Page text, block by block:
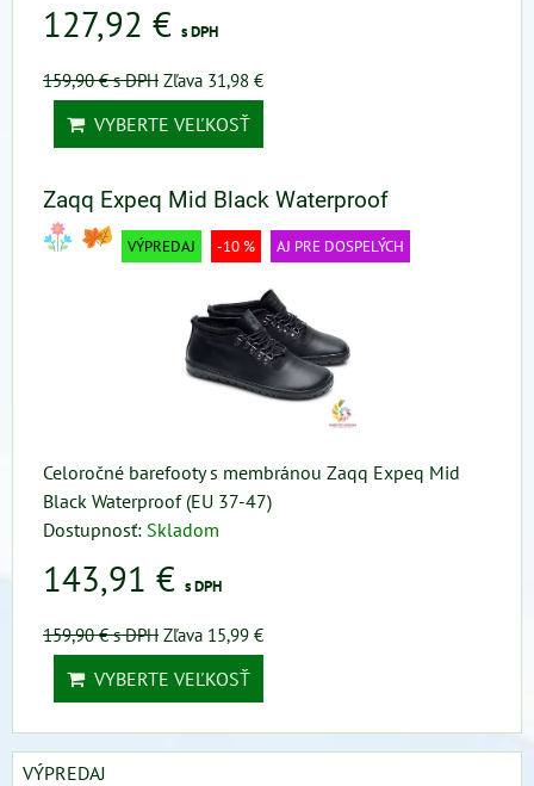
127,92 € s DPH
159,90 €s DPH Zľava 31,98 €
VYBERTE VEĽKOSŤ
Zaqq Expeq Mid Black Waterproof
VÝPREDAJ -10 % AJ PRE DOSPELÝCH
Celoročné barefooty s membránou Zaqq Expeq Mid
Black Waterproof (EU 37-47)
Dostupnosť: Skladom
143,91 € s DPH
159,90 €s DPH Zľava 15,99 €
VYBERTE VEĽKOSŤ
VÝPREDAJ